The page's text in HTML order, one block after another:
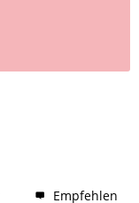
Empfehlen